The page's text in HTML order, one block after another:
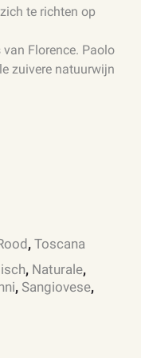
te richten op
Florence. Paolo
zuivere natuurwijn
,Toscana
, Naturale,
, Sangiovese,